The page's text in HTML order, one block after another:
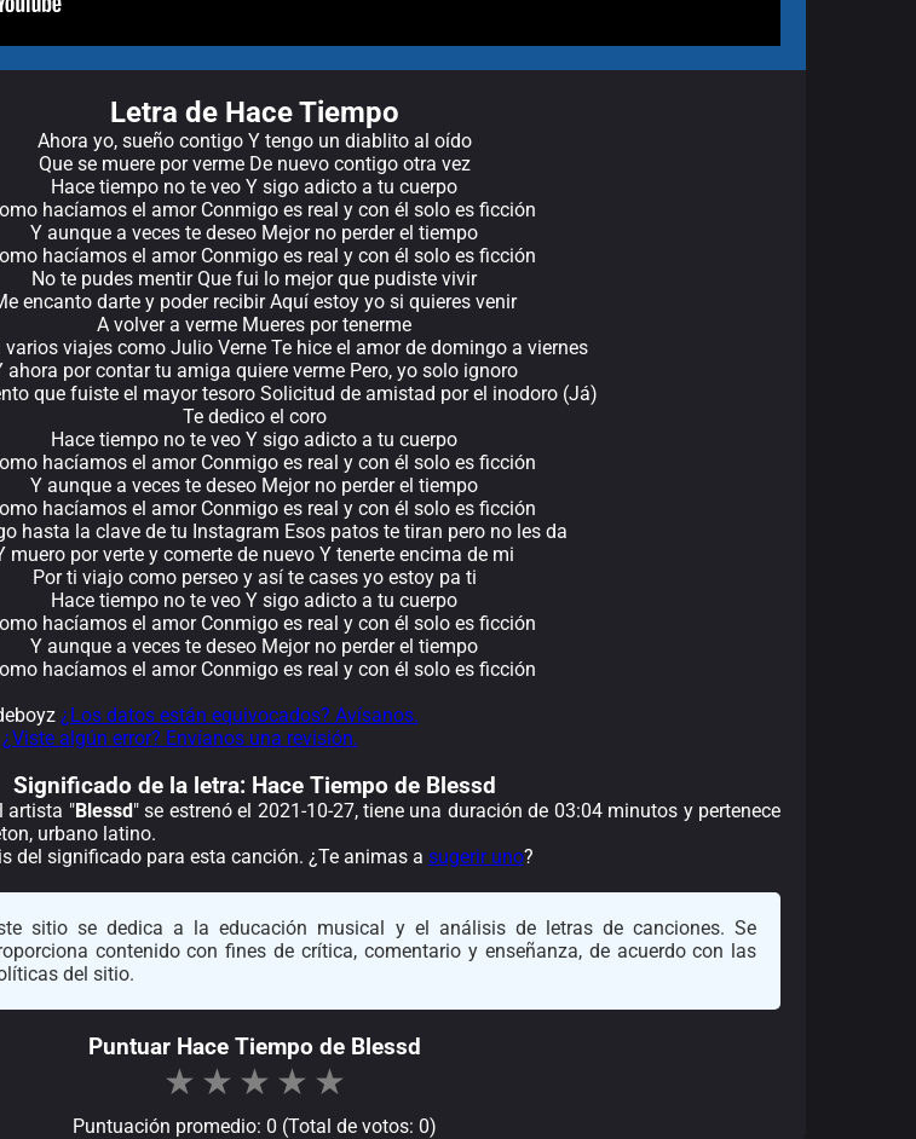
Letra de Hace Tiempo
Ahora yo, sueño contigo Y tengo un diablito al oído
Que se muere por verme De nuevo contigo otra vez
Hace tiempo no te veo Y sigo adicto a tu cuerpo
hacíamos el amor Conmigo es real y con él solo es ficción
Y aunque a veces te deseo Mejor no perder el tiempo
hacíamos el amor Conmigo es real y con él solo es ficción
No te pudes mentir Que fui lo mejor que pudiste vivir
encanto darte y poder recibir Aquí estoy yo si quieres venir
A volver a verme Mueres por tenerme
varios viajes como Julio Verne Te hice el amor de domingo a viernes
ahora por contar tu amiga quiere verme Pero, yo solo ignoro
que fuiste el mayor tesoro Solicitud de amistad por el inodoro (Já)
Te dedico el coro
Hace tiempo no te veo Y sigo adicto a tu cuerpo
hacíamos el amor Conmigo es real y con él solo es ficción
Y aunque a veces te deseo Mejor no perder el tiempo
hacíamos el amor Conmigo es real y con él solo es ficción
hasta la clave de tu Instagram Esos patos te tiran pero no les da
muero por verte y comerte de nuevo Y tenerte encima de mi
Por ti viajo como perseo y así te cases yo estoy pa ti
Hace tiempo no te veo Y sigo adicto a tu cuerpo
hacíamos el amor Conmigo es real y con él solo es ficción
Y aunque a veces te deseo Mejor no perder el tiempo
hacíamos el amor Conmigo es real y con él solo es ficción
¿Los datos están equivocados? Avísanos.
¿Viste algún error? Envíanos una revisión.
Significado de la letra: Hace Tiempo de Blessd
artista "Blessd" se estrenó el 2021-10-27, tiene una duración de 03:04 minutos y pertenece
urbano latino.
del significado para esta canción. ¿Te animas a sugerir uno?
sitio se dedica a la educación musical y el análisis de letras de canciones. Se
contenido con fines de crítica, comentario y enseñanza, de acuerdo con las
del sitio.
Puntuar Hace Tiempo de Blessd
★ ★ ★ ★ ★
Puntuación promedio: 0 (Total de votos: 0)